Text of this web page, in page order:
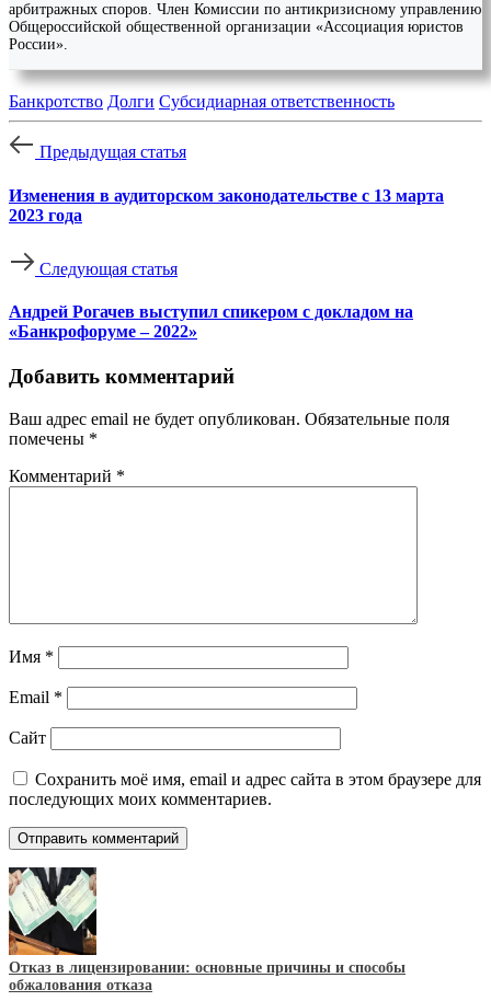
арбитражных споров. Член Комиссии по антикризисному управлению
Общероссийской общественной организации «Ассоциация юристов
России».
Банкротство Долги Субсидиарная ответственность
Предыдущая статья
Изменения в аудиторском законодательстве с 13 марта
2023 года
Следующая статья
Андрей Рогачев выступил спикером с докладом на
«Банкрофоруме – 2022»
Добавить комментарий
Ваш адрес email не будет опубликован. Обязательные поля
помечены *
Комментарий *
Имя *
Email *
Сайт
Сохранить моё имя, email и адрес сайта в этом браузере для
последующих моих комментариев.
Отказ в лицензировании: основные причины и способы
обжалования отказа